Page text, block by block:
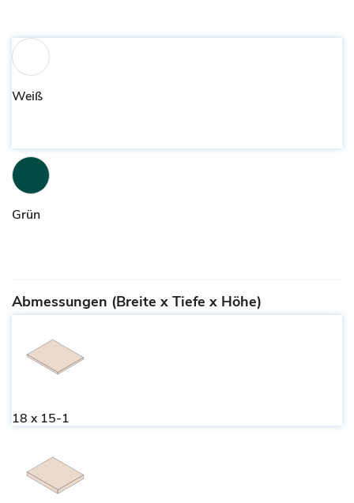
Weiß
Grün
Abmessungen (Breite x Tiefe x Höhe)
18 x 15-1